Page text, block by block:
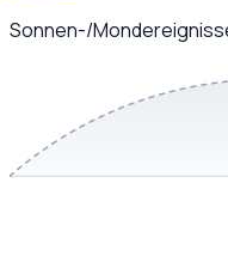
Sonnen-/